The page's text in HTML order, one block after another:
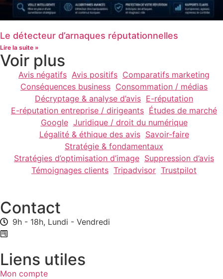
Le détecteur d’arnaques réputationnelles
Lire la suite »
Voir plus
Avis négatifs Avis positifs Comparatifs marketing
Conséquences business Consommation / médias
Décryptage & analyse d’avis E-réputation
E-réputation entreprise / dirigeants Études de marché
Google Juridique / droit du numérique
Légalité & éthique des avis Savoir-faire
Stratégie & fondamentaux
Stratégies d’optimisation d’image Suppression d’avis
Témoignages clients Tripadvisor Trustpilot
Contact
9h - 18h, Lundi - Vendredi
Liens utiles
Mon compte